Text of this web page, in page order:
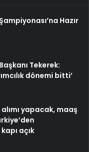
Hazır
Tekerek:
dönemi bitti’
yapacak, maaş
açık